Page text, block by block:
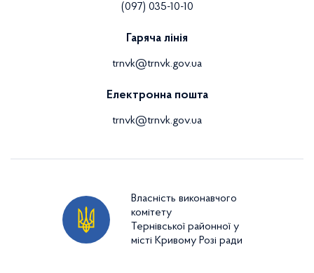
(097) 035-10-10
Гаряча лінія
trnvk@trnvk.gov.ua
Електронна пошта
trnvk@trnvk.gov.ua
Власність виконавчого
комітету
Тернівської районної у
місті Кривому Розі ради